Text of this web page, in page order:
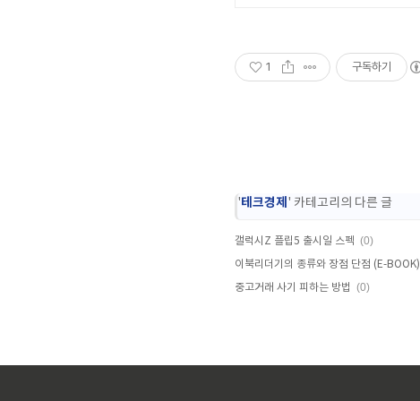
1 구독하기
'테크경제 ' 카테고리의 다른 글
갤럭시Z 플립5 출시일 스펙 (0)
이북리더기의 종류와 장점 단점 (E-BOOK)
중고거래 사기 피하는 방법 (0)